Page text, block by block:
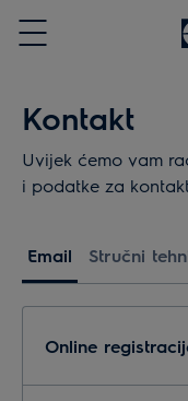
Menu
Kontakt
Uvijek ćemo vam
i podatke za
Email Stručni
Online